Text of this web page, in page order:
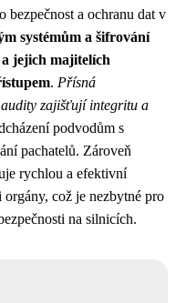
a ochranu dat v
systémům a šifrování
jejich majitelích
. Přísná
zajišťují integritu a
podvodům s
pachatelů. Zároveň
rychlou a efektivní
což je nezbytné pro
na silnicích.